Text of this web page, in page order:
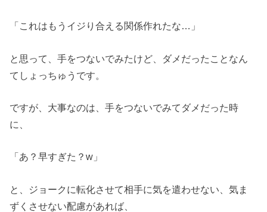
「これはもうイジり合える関係作れたな…」
と思って、手をつないでみたけど、ダメだったことなん
てしょっちゅうです。
ですが、大事なのは、手をつないでみてダメだった時
に、
「あ？早すぎた？w」
と、ジョークに転化させて相手に気を遣わせない、気ま
ずくさせない配慮があれば、